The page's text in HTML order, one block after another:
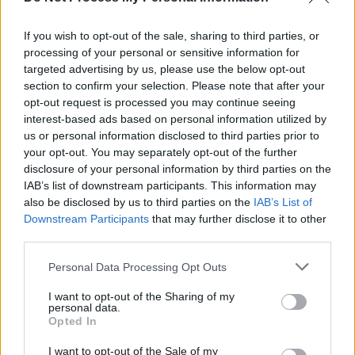
If you wish to opt-out of the sale, sharing to third parties, or
processing of your personal or sensitive information for
targeted advertising by us, please use the below opt-out
section to confirm your selection. Please note that after your
opt-out request is processed you may continue seeing
interest-based ads based on personal information utilized by
us or personal information disclosed to third parties prior to
your opt-out. You may separately opt-out of the further
disclosure of your personal information by third parties on the
IAB’s list of downstream participants. This information may
also be disclosed by us to third parties on the IAB’s List of
Downstream Participants that may further disclose it to other
Please note that this website/app uses one or more Google
not limited to your visit or usage behaviour. You may click to
grant or deny consent to Google and its third-party tags to
use your data for below specified purposes in below Google
consent section.
Personal Data Processing Opt Outs
I want to opt-out of the Sharing of my
personal data.
Opted In
I want to opt-out of the Sale of my
επανελέγχου της εγκατάστασης την γνωστή Υ.Δ.Α.Η.Ε.
που ζητάει ο Δ.Ε.Δ.Δ.Η.Ε., από αδειούχο ηλεκτρολόγο.
Οπότε σε περίπτωση που η γείωση δεν υφίσταται
επιχειρούμε να την επαναφέρουμε στην αρχική της
κατάσταση, δηλώνοντας όμως στον ιδιοκτήτη ότι αυτός ο
τρόπος γείωσης δεν είναι ο ενδεδειγμένος.
Αν δεν είναι εφικτή η παραπάνω επισκευή, τότε
ακολουθούμε των νεότερο κανονισμό ο οποίος ισχύει για
κατοικίες κατασκευασμένες πριν το 2007 ο οποίος
προβλέπει την εγκατάσταση με συγκεκριμένη διαδικασία
τριών κατάλληλων χάλκινων ράβδων (γνωστό και ως
χαρακτηριστικά με αυτό της παροχής ρεύματος από την
Δ.Ε.Η. για την εκάστοτε παροχή του κάθε σπιτιού. Το
καλώδιο αυτό καταλήγει ατόφιο στον ηλεκτρικό πίνακα
του σπιτιού όπου εκεί διακλαδίζεται με τις τοπικές